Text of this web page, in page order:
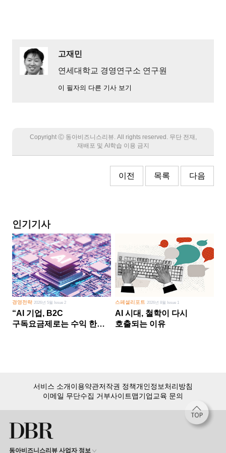
고재민
연세대학교 경영연구소 연구원
이 필자의 다른 기사 보기
Copyright Ⓒ 동아비즈니스리뷰. All rights reserved. 무단 전재,
재배포 및 AI학습 이용 금지
이전 목록 다음
인기기사
경영전략 2026년 5월 Issue 2
“AI 기업, B2C
구독요금제로는 수익 한계
스페셜리포트 2026년 8월 Issue 1
AI 시대, 철학이 다시
호출되는 이유
서비스 소개이용약관저작권 정책개인정보처리방침
이메일 무단수집 거부사이트맵기업교육 문의
동아비즈니스리뷰 사업자 정보